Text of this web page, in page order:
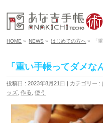
HOME » NEWS » はじめての方へ » 「
「重い手帳ってダメな
投稿日 : 2023年8月21日 カテゴリー :
ッズ ,作る ,使う